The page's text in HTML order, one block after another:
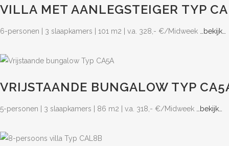
VILLA MET AANLEGSTEIGER TYP
6-personen | 3 slaapkamers | 101 m2 | v.a. 328,- €/Midweek …bekijk…
VRIJSTAANDE BUNGALOW TYP
5-personen | 3 slaapkamers | 86 m2 | v.a. 318,- €/Midweek …bekijk…